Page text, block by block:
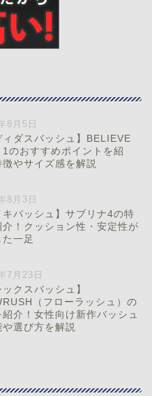
8月5日
ィダスバッシュ】BELIEVE
のおすすめポイントを紹
徴やサイズ感を解説
8月3日
キバッシュ】サブリナ4の特
介！クッション性・安定性が
一足
7月23日
ックスバッシュ】
（フローラッシュ）の
紹介！女性向け新作バッシュ
や選び方を解説